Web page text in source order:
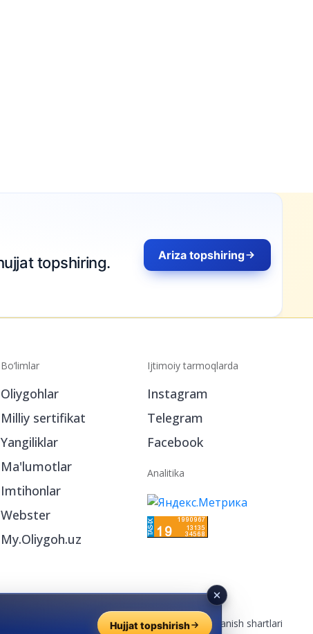
Bo‘limlar
Oliygohlar
Milliy sertifikat
Yangiliklar
Ma'lumotlar
Imtihonlar
Webster
My.Oliygoh.uz
Ijtimoiy tarmoqlarda
Instagram
Telegram
Facebook
Analitika
Reklama/Foydalanish shartlari
Hujjat topshirish